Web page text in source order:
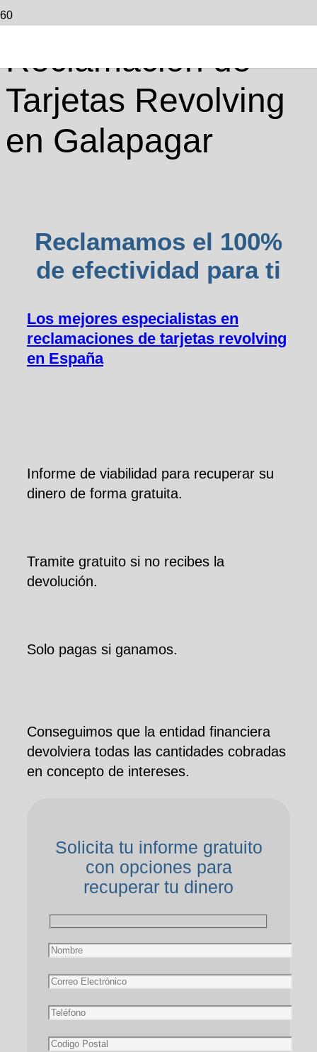
Reclamación de
Tarjetas Revolving
en Galapagar
Reclamamos el 100%
de efectividad para ti
Los mejores especialistas en
reclamaciones de tarjetas revolving
en España
Informe de viabilidad para recuperar su
dinero de forma gratuita.
Tramite gratuito si no recibes la
devolución.
Solo pagas si ganamos.
Conseguimos que la entidad financiera
devolviera todas las cantidades cobradas
en concepto de intereses.
Solicita tu informe gratuito
con opciones para
recuperar tu dinero